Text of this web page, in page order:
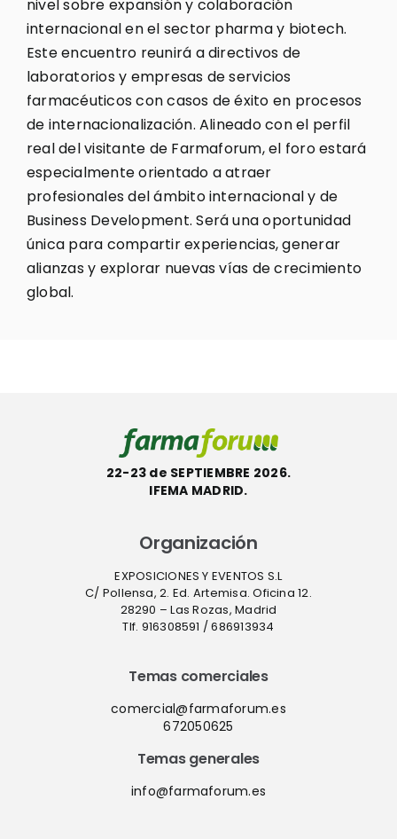
nivel sobre expansión y colaboración
internacional en el sector pharma y biotech.
Este encuentro reunirá a directivos de
laboratorios y empresas de servicios
farmacéuticos con casos de éxito en procesos
de internacionalización. Alineado con el perfil
real del visitante de Farmaforum, el foro estará
especialmente orientado a atraer
profesionales del ámbito internacional y de
Business Development. Será una oportunidad
única para compartir experiencias, generar
alianzas y explorar nuevas vías de crecimiento
global.
22-23 de SEPTIEMBRE 2026.
IFEMA MADRID.
Organización
EXPOSICIONES Y EVENTOS S.L
C/ Pollensa, 2. Ed. Artemisa. Oficina 12.
28290 – Las Rozas, Madrid
Tlf. 916308591 / 686913934
Temas comerciales
comercial@farmaforum.es
672050625
Temas generales
info@farmaforum.es